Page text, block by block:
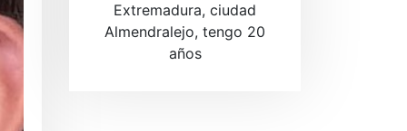
Extremadura, ciudad
Almendralejo, tengo 20
años